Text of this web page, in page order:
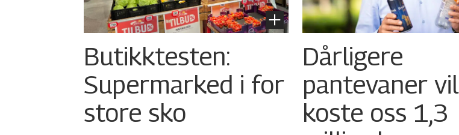
Butikktesten:
Supermarked i for
store sko
Dårligere
pantevaner vil
koste oss 1,3